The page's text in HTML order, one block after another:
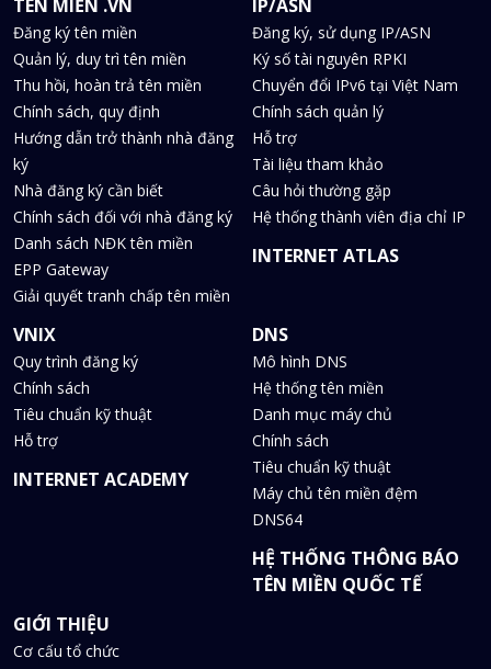
TÊN MIỀN .VN
Đăng ký tên miền
Quản lý, duy trì tên miền
Thu hồi, hoàn trả tên miền
Chính sách, quy định
Hướng dẫn trở thành nhà đăng
ký
Nhà đăng ký cần biết
Chính sách đối với nhà đăng ký
Danh sách NĐK tên miền
EPP Gateway
Giải quyết tranh chấp tên miền
IP/ASN
Đăng ký, sử dụng IP/ASN
Ký số tài nguyên RPKI
Chuyển đổi IPv6 tại Việt Nam
Chính sách quản lý
Hỗ trợ
Tài liệu tham khảo
Câu hỏi thường gặp
Hệ thống thành viên địa chỉ IP
INTERNET ATLAS
VNIX
Quy trình đăng ký
Chính sách
Tiêu chuẩn kỹ thuật
Hỗ trợ
INTERNET ACADEMY
DNS
Mô hình DNS
Hệ thống tên miền
Danh mục máy chủ
Chính sách
Tiêu chuẩn kỹ thuật
Máy chủ tên miền đệm
DNS64
HỆ THỐNG THÔNG BÁO
TÊN MIỀN QUỐC TẾ
GIỚI THIỆU
Cơ cấu tổ chức